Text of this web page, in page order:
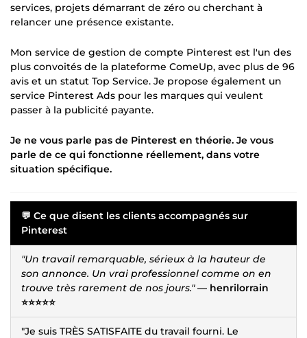
services, projets démarrant de zéro ou cherchant à
relancer une présence existante.
Mon service de gestion de compte Pinterest est l'un des
plus convoités de la plateforme ComeUp, avec plus de 96
avis et un statut Top Service. Je propose également un
service Pinterest Ads pour les marques qui veulent
passer à la publicité payante.
Je ne vous parle pas de Pinterest en théorie. Je vous
parle de ce qui fonctionne réellement, dans votre
situation spécifique.
💬 Ce que disent les clients accompagnés sur
Pinterest
"Un travail remarquable, sérieux à la hauteur de
son annonce. Un vrai professionnel comme on en
trouve très rarement de nos jours." — henrilorrain
⭐⭐⭐⭐⭐
"Je suis TRÈS SATISFAITE du travail fourni. Le